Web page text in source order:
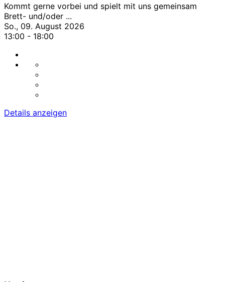
Kommt gerne vorbei und spielt mit uns gemeinsam
Brett- und/oder ...
So., 09. August 2026
13:00 - 18:00
Details anzeigen